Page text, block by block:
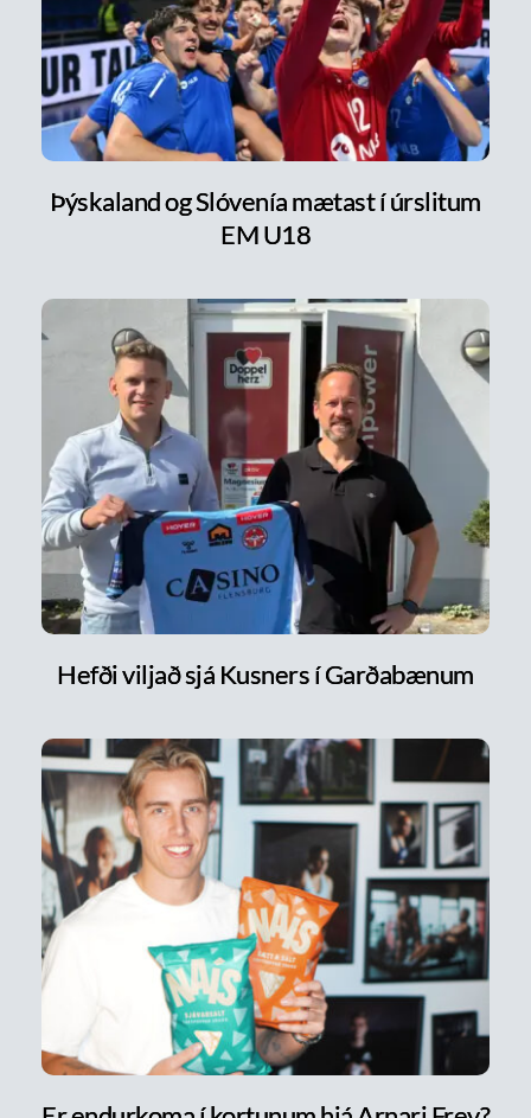
Þýskaland og Slóvenía mætast í úrslitum
EM U18
Hefði viljað sjá Kusners í Garðabænum